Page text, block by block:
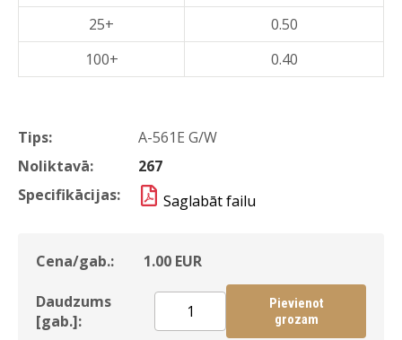
Tips:
A-561E G/W
Noliktavā:
267
Specifikācijas:
Saglabāt failu
Cena/gab.: 1.00 EUR
Daudzums
[gab.]:
Pievienot
grozam
25+
0.50
100+
0.40